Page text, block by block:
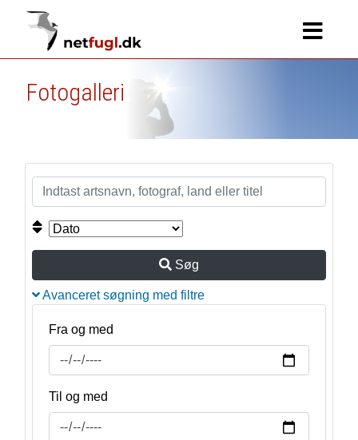
Fotogalleri
Søg
Avanceret søgning med filtre
Fra og med
Til og med